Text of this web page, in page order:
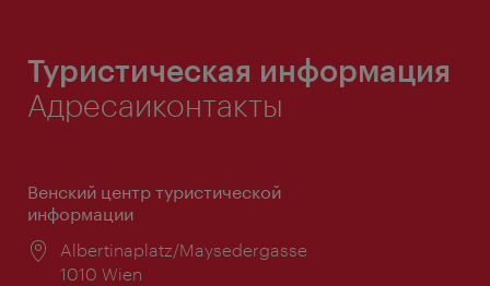
Туристическая информация
Адресаиконтакты
Венский центр туристической
информации
Расположение:
Albertinaplatz/Maysedergasse
1010 Wien